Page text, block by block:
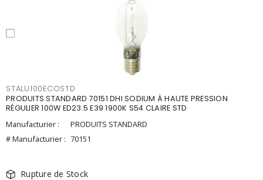
STALU100ECOSTD
PRODUITS STANDARD 70151 DHI SODIUM À HAUTE PRESSION
RÉGULIER 100W ED23.5 E39 1900K S54 CLAIRE STD
Manufacturier :
PRODUITS STANDARD
# Manufacturier : 70151
Rupture de Stock